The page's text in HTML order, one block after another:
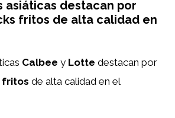
asiáticas destacan por
fritos de alta calidad en
Calbee y Lotte destacan por
fritos de alta calidad en el